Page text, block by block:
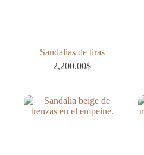
Sandalias de tiras
2,200.00$